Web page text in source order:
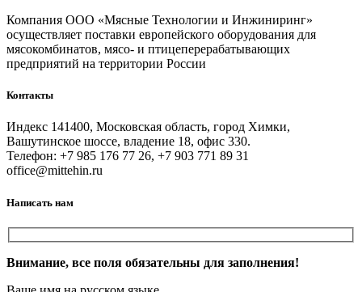
Компания ООО «Мясные Технологии и Инжиниринг»
осуществляет поставки европейского оборудования для
мясокомбинатов, мясо- и птицеперерабатывающих
предприятий на территории России
Контакты
Индекс 141400, Московская область, город Химки,
Вашутинское шоссе, владение 18, офис 330.
Телефон: +7 985 176 77 26, +7 903 771 89 31
office@mittehin.ru
Написать нам
Внимание, все поля обязательны для заполнения!